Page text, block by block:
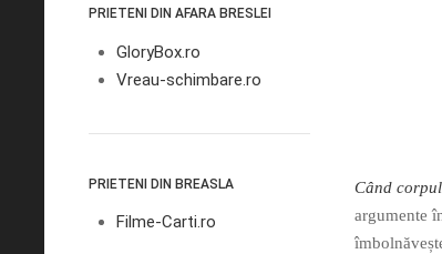
PRIETENI DIN AFARA BRESLEI
GloryBox.ro
Vreau-schimbare.ro
PRIETENI DIN BREASLA
Filme-Carti.ro
Când
argumente